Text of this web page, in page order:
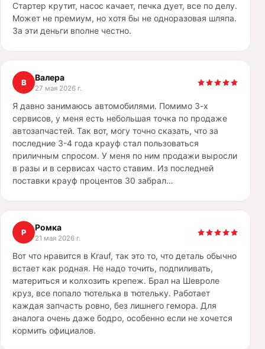
Стартер крутит, насос качает, печка дует, все по делу.
Может не премиум, но хотя бы не одноразовая шляпа.
За эти деньги вполне честно.
В Валера
27 мая 2026 г.
Я давно занимаюсь автомобилями. Помимо 3-х
сервисов, у меня есть небольшая точка по продаже
автозапчастей. Так вот, могу точно сказать, что за
последние 3-4 года крауф стал пользоваться
приличным спросом. У меня по ним продажи выросли
в разы и в сервисах часто ставим. Из последней
поставки крауф процентов 30 забрал…
Р Ромка
21 мая 2026 г.
Вот что нравится в Krauf, так это то, что деталь обычно
встает как родная. Не надо точить, подпиливать,
материться и колхозить крепеж. Брал на Шевроле
круз, все попало тютелька в тютельку. Работает
каждая запчасть ровно, без лишнего гемора. Для
аналога очень даже бодро, особенно если не хочется
кормить официалов.